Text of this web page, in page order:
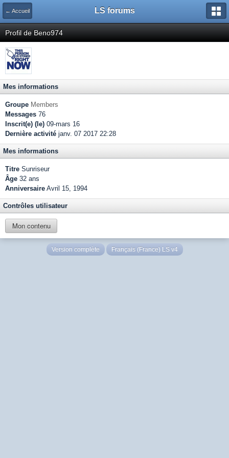
← Accueil LS forums
Profil de Beno974
Mes informations
Groupe Members
Messages 76
Inscrit(e) (le) 09-mars 16
Dernière activité janv. 07 2017 22:28
Mes informations
Titre Sunriseur
Âge 32 ans
Anniversaire Avril 15, 1994
Contrôles utilisateur
Mon contenu
Version complète Français (France) LS v4